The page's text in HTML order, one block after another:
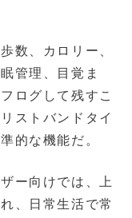
数、カロリー、
管理、目覚ま
ログして残すこ
ストバンドタイ
的な機能だ。
ー向けでは、上
、日常生活で常